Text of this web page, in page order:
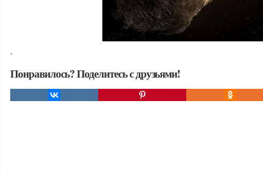
.
Понравилось? Поделитесь с друзьями!